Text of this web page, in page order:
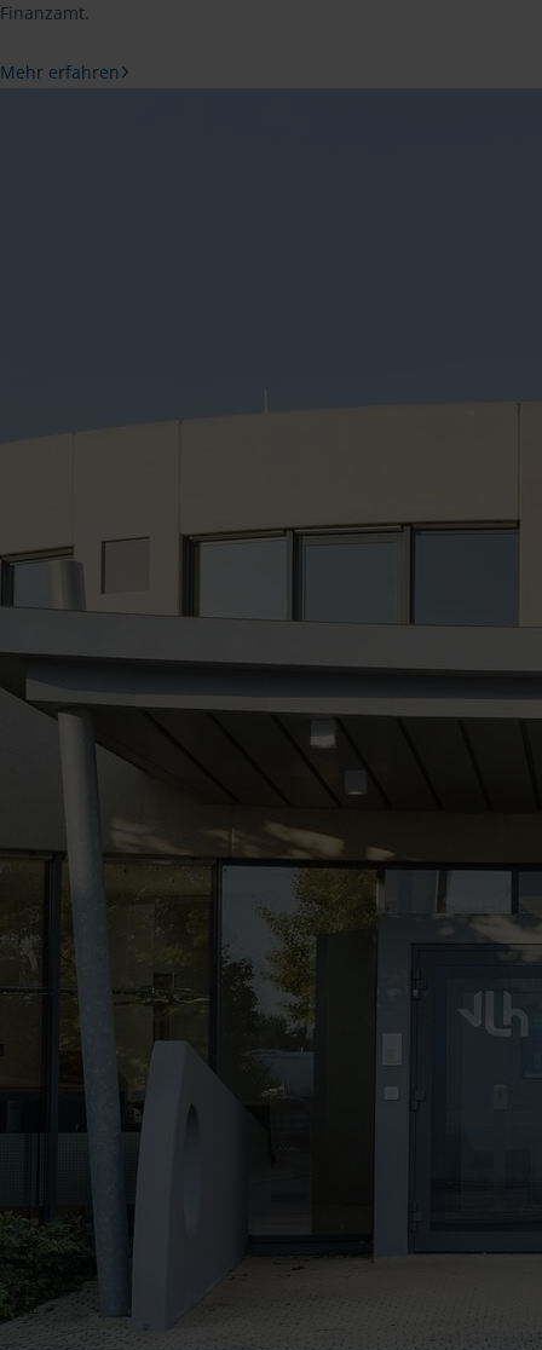
Finanzamt.
Mehr erfahren